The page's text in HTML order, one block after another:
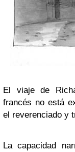
El viaje de
francés no está
el reverenciado y
La capacidad